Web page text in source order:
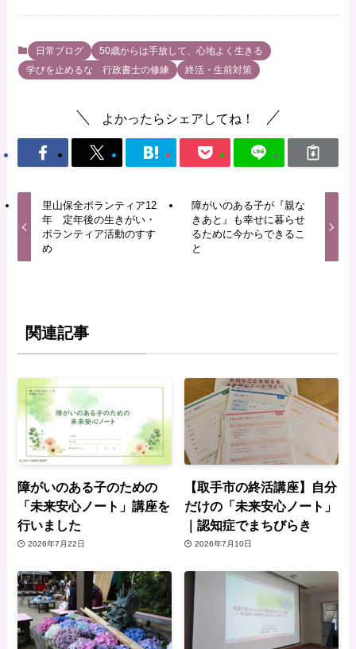
日常ブログ
50歳からは手放して、心地よく生きる
学びを止めるな 行政書士の修練
終活・生前対策
よかったらシェアしてね！
里山保全ボランティア12
年 定年後の生きがい・
ボランティア活動のすす
め
障がいのある子が『親な
きあと』も幸せに暮らせ
るために今からできるこ
と
関連記事
障がいのある子のための
「未来安心ノート」講座を
行いました
2026年7月22日
【取手市の終活講座】自分
だけの「未来安心ノート」
｜認知症でまちびらき
2026年7月10日